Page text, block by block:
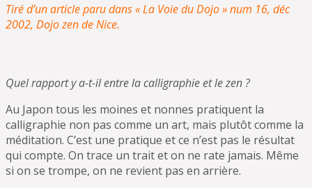
Tiré d’un article paru dans « La Voie du Dojo » num 16, déc
2002, Dojo zen de Nice.
Quel rapport y a-t-il entre la calligraphie et le zen ?
Au Japon tous les moines et nonnes pratiquent la
calligraphie non pas comme un art, mais plutôt comme la
méditation. C’est une pratique et ce n’est pas le résultat
qui compte. On trace un trait et on ne rate jamais. Même
si on se trompe, on ne revient pas en arrière.